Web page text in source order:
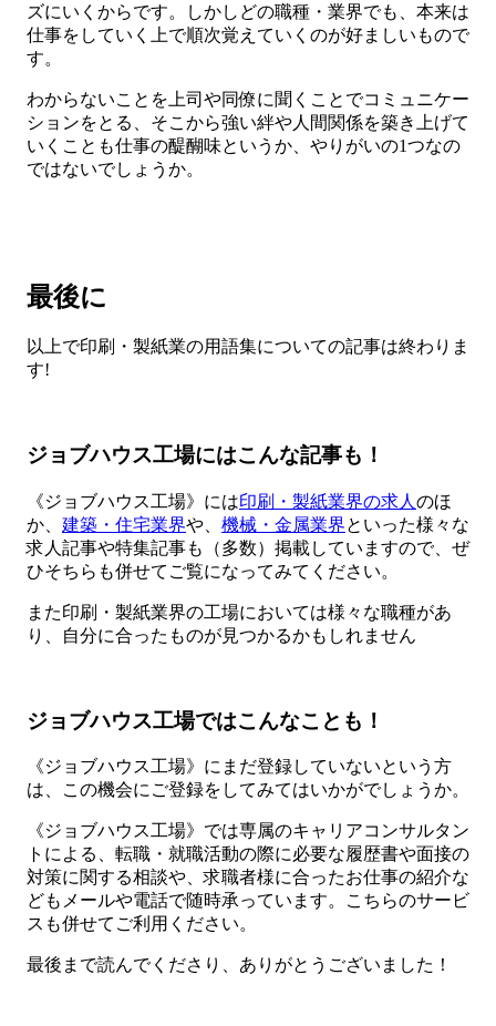
ズにいくからです。しかしどの職種・業界でも、本来は
仕事をしていく上で順次覚えていくのが好ましいもので
す。
わからないことを上司や同僚に聞くことでコミュニケー
ションをとる、そこから強い絆や人間関係を築き上げて
いくことも仕事の醍醐味というか、やりがいの1つなの
ではないでしょうか。
最後に
以上で印刷・製紙業の用語集についての記事は終わりま
す!
ジョブハウス工場にはこんな記事も！
《ジョブハウス工場》には印刷・製紙業界の求人 のほ
か、 建築・住宅業界や、 機械・金属業界といった様々な
求人記事や特集記事も（多数）掲載していますので、ぜ
ひそちらも併せてご覧になってみてください。
また印刷・製紙業界の工場においては様々な職種があ
り、自分に合ったものが見つかるかもしれません
ジョブハウス工場ではこんなことも！
《ジョブハウス工場》にまだ登録していないという方
は、この機会にご登録をしてみてはいかがでしょうか。
《ジョブハウス工場》では専属のキャリアコンサルタン
トによる、転職・就職活動の際に必要な履歴書や面接の
対策に関する相談や、求職者様に合ったお仕事の紹介な
どもメールや電話で随時承っています。こちらのサービ
スも併せてご利用ください。
最後まで読んでくださり、ありがとうございました！